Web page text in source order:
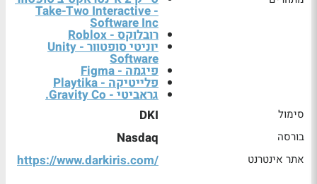
- Take-Two Interactive
Software Inc
רובלוקס - Roblox
יוניטי סופטוור - Unity
Software
פיגמה - Figma
פלייטיקה - Playtika
גראביטי - Gravity Co.
סימול DKI
בורסה Nasdaq
אתר אינטרנט https://www.darkiris.com/